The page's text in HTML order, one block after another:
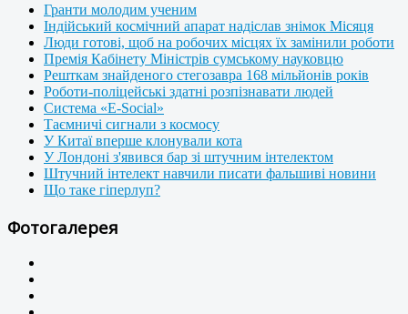
Гранти молодим ученим
Індійський космічний апарат надіслав знімок Місяця
Люди готові, щоб на робочих місцях їх замінили роботи
Премія Кабінету Міністрів сумському науковцю
Решткам знайденого стегозавра 168 мільйонів років
Роботи-поліцейські здатні розпізнавати людей
Система «E-Social»
Таємничі сигнали з космосу
У Китаї вперше клонували кота
У Лондоні з'явився бар зі штучним інтелектом
Штучний інтелект навчили писати фальшиві новини
Що таке гіперлуп?
Фотогалерея